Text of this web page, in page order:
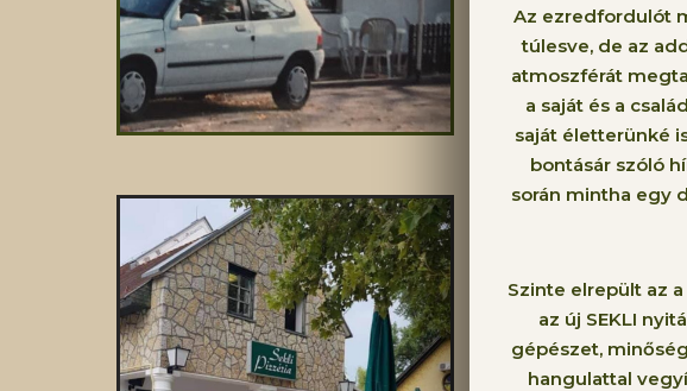
Az ezredfordulót
túlesve, de az
atmoszférát
a saját és a
saját életterünké
bontásár szóló
során mintha egy
Szinte elrepült az
az új SEKLI
gépészet,
hangulattal